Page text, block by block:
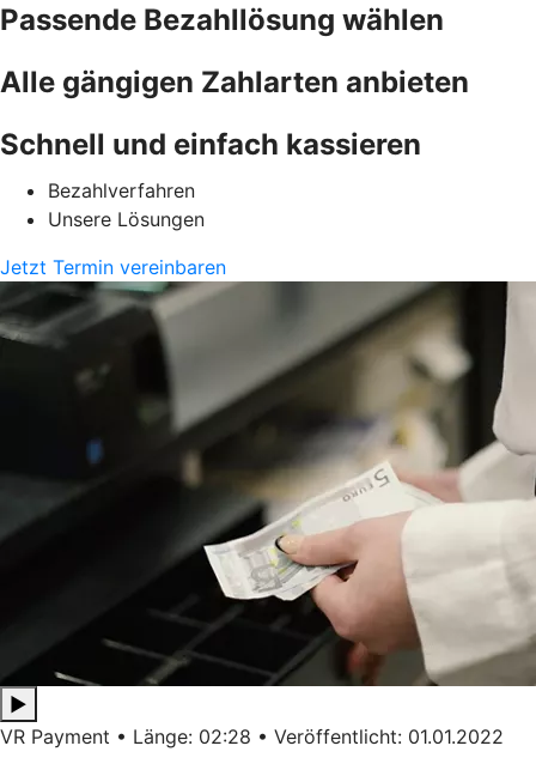
Passende Bezahllösung wählen
Alle gängigen Zahlarten anbieten
Schnell und einfach kassieren
Bezahlverfahren
Unsere Lösungen
Jetzt Termin vereinbaren
▶
VR Payment • Länge: 02:28 • Veröffentlicht: 01.01.2022